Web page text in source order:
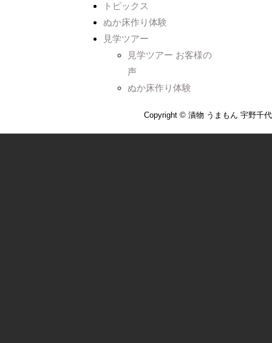
トピックス
ぬか床作り体験
見学ツアー
見学ツアー お客様の
声
ぬか床作り体験
Copyright © 漬物 うまもん 宇野千